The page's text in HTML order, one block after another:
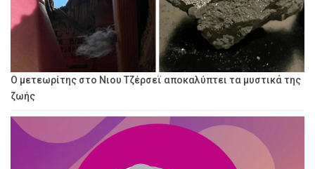
Ο μετεωρίτης στο Νιου Τζέρσεϊ αποκαλύπτει τα μυστικά της
ζωής